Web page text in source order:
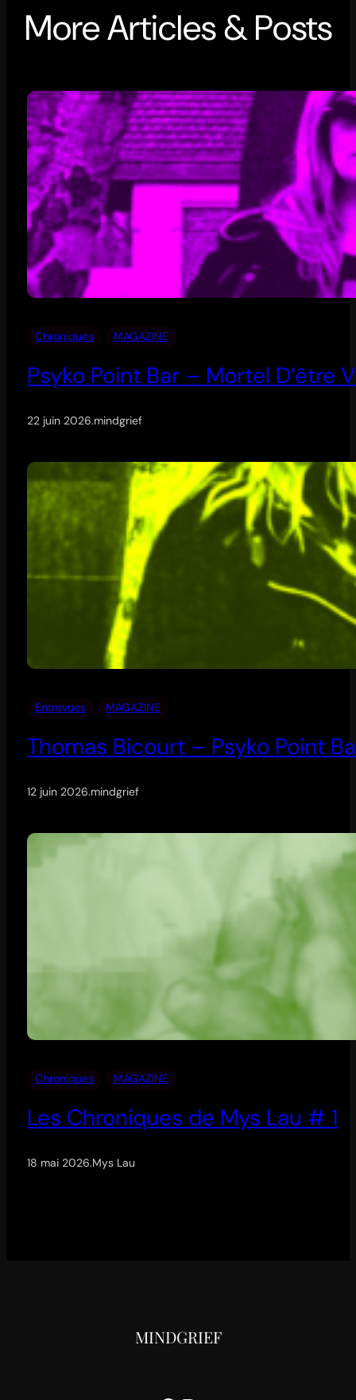
More Articles & Posts
Chroniques MAGAZINE
Psyko Point Bar – Mortel D’être
22 juin 2026.mindgrief
Entrevues MAGAZINE
Thomas Bicourt – Psyko Point
12 juin 2026.mindgrief
Chroniques MAGAZINE
Les Chroniques de Mys Lau # 1
18 mai 2026.Mys Lau
MINDGRIEF